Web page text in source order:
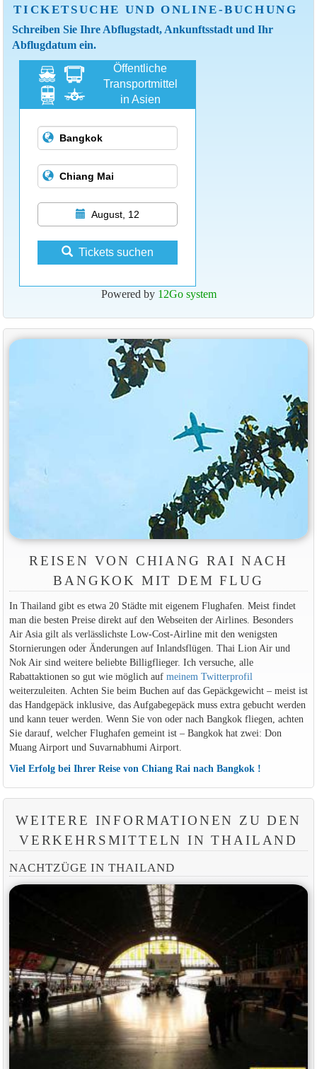
TICKETSUCHE UND ONLINE-BUCHUNG
Schreiben Sie Ihre Abflugstadt, Ankunftsstadt und Ihr
Abflugdatum ein.
Öffentliche
Transportmittel
in Asien
August, 12
Tickets suchen
Powered by 12Go system
REISEN VON CHIANG RAI NACH
BANGKOK MIT DEM FLUG
In Thailand gibt es etwa 20 Städte mit eigenem Flughafen. Meist findet
man die besten Preise direkt auf den Webseiten der Airlines. Besonders
Air Asia gilt als verlässlichste Low-Cost-Airline mit den wenigsten
Stornierungen oder Änderungen auf Inlandsflügen. Thai Lion Air und
Nok Air sind weitere beliebte Billigflieger. Ich versuche, alle
Rabattaktionen so gut wie möglich auf meinem Twitterprofil
weiterzuleiten. Achten Sie beim Buchen auf das Gepäckgewicht – meist ist
das Handgepäck inklusive, das Aufgabegepäck muss extra gebucht werden
und kann teuer werden. Wenn Sie von oder nach Bangkok fliegen, achten
Sie darauf, welcher Flughafen gemeint ist – Bangkok hat zwei: Don
Muang Airport und Suvarnabhumi Airport.
Viel Erfolg bei Ihrer Reise von Chiang Rai nach Bangkok !
WEITERE INFORMATIONEN ZU DEN
VERKEHRSMITTELN IN THAILAND
NACHTZÜGE IN THAILAND